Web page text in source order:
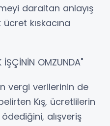
daraltan anlayış
kıskacına
İŞÇİNİN OMZUNDA"
vergi verilerinin de
Kış, ücretlilerin
alışveriş